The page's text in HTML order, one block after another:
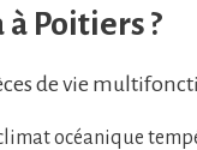
Poitiers ?
de vie
océanique